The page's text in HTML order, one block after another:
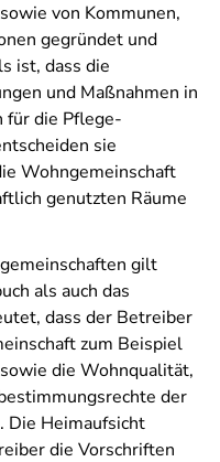
von Kommunen,
gegründet und
ist, dass die
und Maßnahmen in
für die Pflege-
sie
Wohngemeinschaft
genutzten Räume
gilt
als auch das
dass der Betreiber
zum Beispiel
die Wohnqualität,
der
Die Heimaufsicht
die Vorschriften